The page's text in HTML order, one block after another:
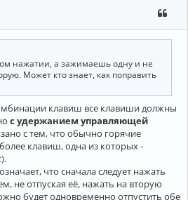
нажатии, а зажимаешь одну и не
Может кто знает, как поправить
клавиш все клавиши должны
с удержанием управляющей
с тем, что обычно горячие
клавиш, одна из которых -
что сначала следует нажать
не отпуская её, нажать на вторую
будет одновременно отпустить обе